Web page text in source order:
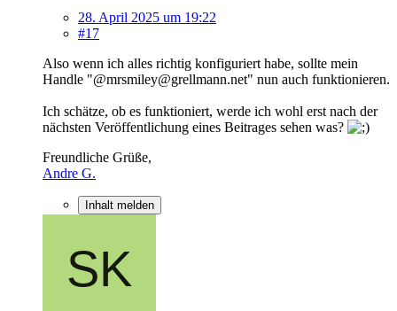
28. April 2025 um 19:22
#17
Also wenn ich alles richtig konfiguriert habe, sollte mein
Handle "@mrsmiley@grellmann.net" nun auch funktionieren.
Ich schätze, ob es funktioniert, werde ich wohl erst nach der
nächsten Veröffentlichung eines Beitrages sehen was?
Freundliche Grüße,
Andre G.
Inhalt melden